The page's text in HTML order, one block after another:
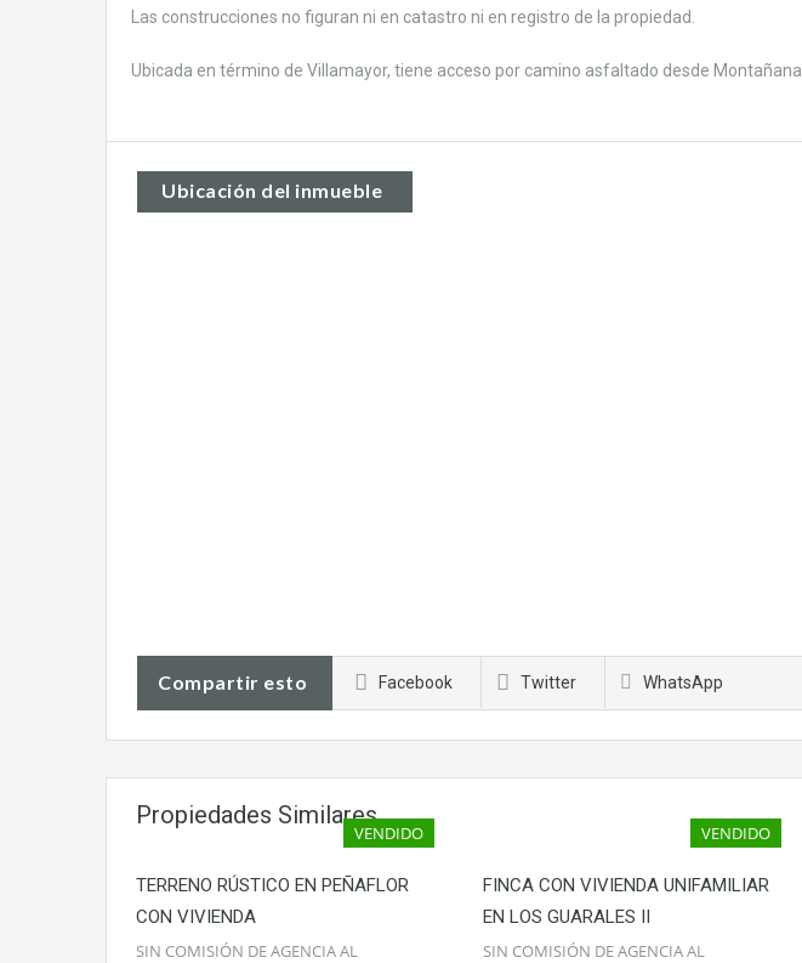
Las construcciones no figuran ni en catastro ni en registro de la propiedad.
Ubicada en término de Villamayor, tiene acceso por camino asfaltado desde Montañana.
Ubicación del inmueble
Compartir esto Facebook Twitter WhatsApp
Propiedades Similares
VENDIDO
TERRENO RÚSTICO EN PEÑAFLOR
CON VIVIENDA
SIN COMISIÓN DE AGENCIA AL
VENDIDO
FINCA CON VIVIENDA UNIFAMILIAR
EN LOS GUARALES II
SIN COMISIÓN DE AGENCIA AL